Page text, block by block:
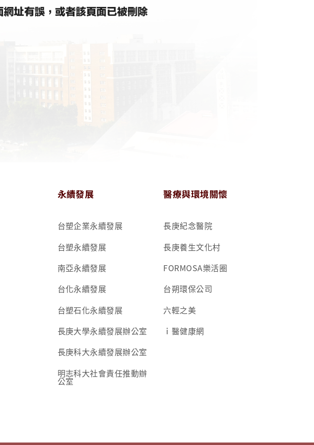
永續發展
台塑企業永續發展
台塑永續發展
南亞永續發展
台化永續發展
台塑石化永續發展
長庚大學永續發展辦公室
長庚科大永續發展辦公室
明志科大社會責任推動辦
公室
醫療與環境關懷
長庚紀念醫院
長庚養生文化村
FORMOSA樂活圈
台朔環保公司
六輕之美
ｉ醫健康網